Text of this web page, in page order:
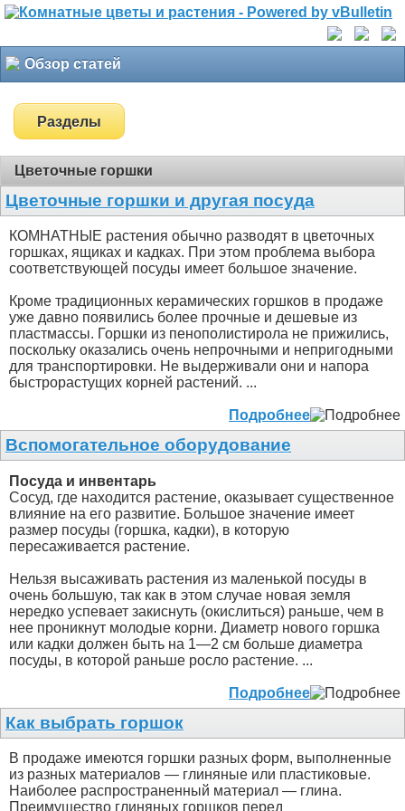
Обзор статей
Разделы
Цветочные горшки
Цветочные горшки и другая посуда
КОМНАТНЫЕ растения обычно разводят в цветочных
горшках, ящиках и кадках. При этом проблема выбора
соответствующей посуды имеет большое значение.
Кроме традиционных керамических горшков в продаже
уже давно появились более прочные и дешевые из
пластмассы. Горшки из пенополистирола не прижились,
поскольку оказались очень непрочными и непригодными
для транспортировки. Не выдерживали они и напора
быстрорастущих корней растений. ...
Подробнее
Вспомогательное оборудование
Посуда и инвентарь
Сосуд, где находится растение, оказывает существенное
влияние на его развитие. Большое значение имеет
размер посуды (горшка, кадки), в которую
пересаживается растение.
Нельзя высаживать растения из маленькой посуды в
очень большую, так как в этом случае новая земля
нередко успевает закиснуть (окислиться) раньше, чем в
нее проникнут молодые корни. Диаметр нового горшка
или кадки должен быть на 1—2 см больше диаметра
посуды, в которой раньше росло растение. ...
Подробнее
Как выбрать горшок
В продаже имеются горшки разных форм, выполненные
из разных материалов — глиняные или пластиковые.
Наиболее распространенный материал — глина.
Преимущество глиняных горшков перед